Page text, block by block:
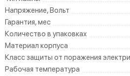
Напряжение, Вольт
Гарантия, мес
Количество в упаковках
Материал корпуса
Класс защиты от поражения
Рабочая температура